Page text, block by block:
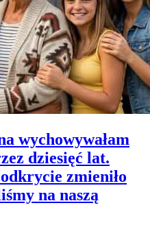
wychowywałam
dziesięć lat.
zmieniło
na naszą